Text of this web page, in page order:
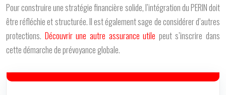
Pour construire une stratégie financière solide, l’intégration du PERIN doit
être réfléchie et structurée. Il est également sage de considérer d’autres
protections. Découvrir une autre assurance utile peut s’inscrire dans
cette démarche de prévoyance globale.